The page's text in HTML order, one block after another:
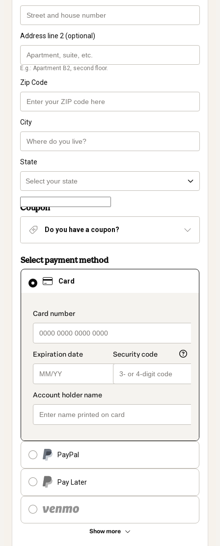
Address line 2 (optional)
E.g.: Apartment B2, second floor.
Zip Code
City
State
Coupon
Do you have a coupon?
Select payment method
Card
payment_data.section_title_v2
PayPal
Pay Later
Show more
Card
selected
method